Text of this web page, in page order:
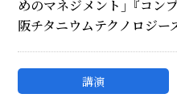
めのマネジメント｣『コン
阪チタニウムテクノロジー
講演